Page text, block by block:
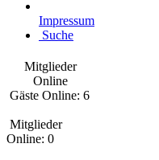
Impressum
Suche
Mitglieder
Online
Gäste Online: 6
Mitglieder
Online: 0